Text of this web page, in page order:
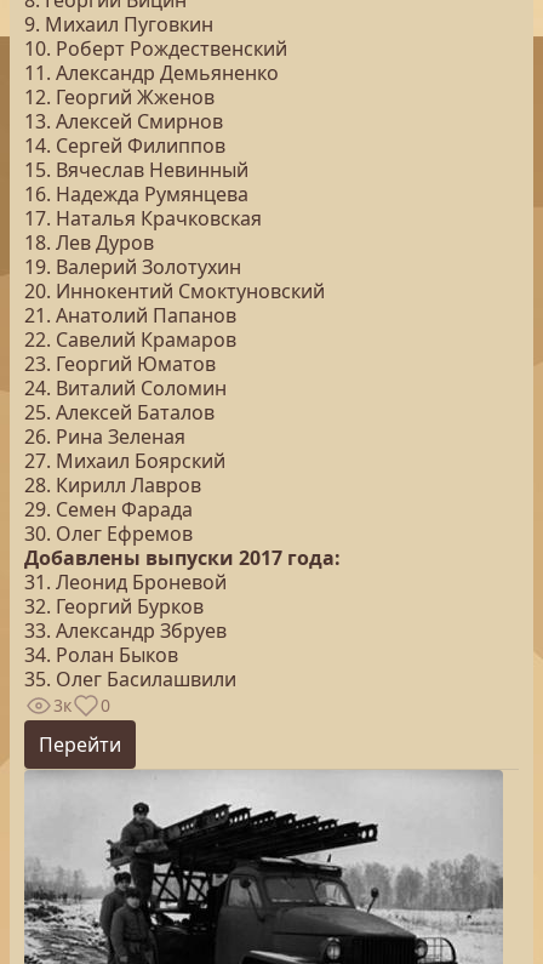
9. Михаил Пуговкин
10. Роберт Рождественский
11. Александр Демьяненко
12. Георгий Жженов
13. Алексей Смирнов
14. Сергей Филиппов
15. Вячеслав Невинный
16. Надежда Румянцева
17. Наталья Крачковская
18. Лев Дуров
19. Валерий Золотухин
20. Иннокентий Смоктуновский
21. Анатолий Папанов
22. Савелий Крамаров
23. Георгий Юматов
24. Виталий Соломин
25. Алексей Баталов
26. Рина Зеленая
27. Михаил Боярский
28. Кирилл Лавров
29. Семен Фарада
30. Олег Ефремов
Добавлены выпуски 2017 года:
31. Леонид Броневой
32. Георгий Бурков
33. Александр Збруев
34. Ролан Быков
35. Олег Басилашвили
3к 0
Перейти